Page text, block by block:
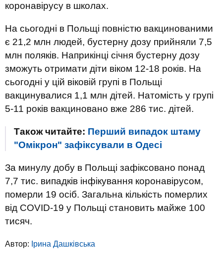
коронавірусу в школах.
На сьогодні в Польщі повністю вакцинованими
є 21,2 млн людей, бустерну дозу прийняли 7,5
млн поляків. Наприкінці січня бустерну дозу
зможуть отримати діти віком 12-18 років. На
сьогодні у цій віковій групі в Польщі
вакцинувалися 1,1 млн дітей. Натомість у групі
5-11 років вакциновано вже 286 тис. дітей.
Також читайте: Перший випадок штаму
"Омікрон" зафіксували в Одесі
За минулу добу в Польщі зафіксовано понад
7,7 тис. випадків інфікування коронавірусом,
померли 19 осіб. Загальна кількість померлих
від COVID-19 у Польщі становить майже 100
тисяч.
Автор: Ірина Дашківська